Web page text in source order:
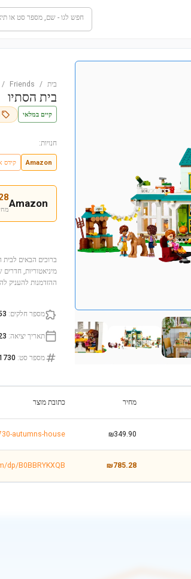
חפש לגו - שם, מספר סט או
בית /
Friends
/
בית הסתיו
קיים במלאי
חנויות:
Amazon קידס
Amazonמחיר מוצר
מיניאטוריות,
ההזדמנות להעניק
מספר חלקים:
תאריך יציאה:
מספר סט:
מחיר כתובת מוצר
₪349.90
autumns-house
₪785.28
dp/B0BBRYKXQB